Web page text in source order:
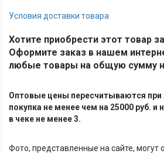
Условия доставки товара
Хотите приобрести этот товар за
Оформите заказ в нашем
любые товары на общую сумму
Оптовые цены пересчитываются при
покупка не менее чем на 25000 руб. и
в чеке не менее 3.
Фото, представленные на сайте, могут